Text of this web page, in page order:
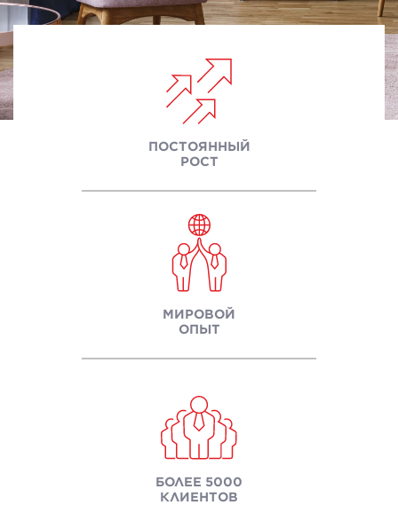
ПОСТОЯННЫЙ
РОСТ
МИРОВОЙ
ОПЫТ
БОЛЕЕ 5000
КЛИЕНТОВ